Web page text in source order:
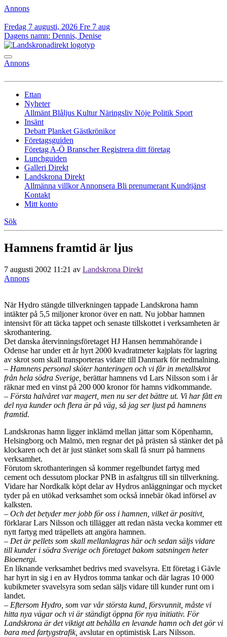
Annons
Fredag 7 augusti, 2026 Fre 7 aug
Dagens namn: Dennis, Denise
Annons
Ettan
Nyheter
Allmänt Blåljus KulturNäringsliv Nöje Politik Sport
Insänt
Debatt Planket Gästkrönikor
Företagsguiden
Företag A-Ö BranscherRegistrera ditt företag
Lunchguiden
Galleri Direkt
Landskrona Direkt
Allmänna villkorAnnonsera Bli prenumerant Kundtjänst
Kontakt
Mitt konto
Sök
Hamnens framtid är ljus
7 augusti 2002 11:21 av Landskrona Direkt
Annons
När Hydro stängde tillverkningen tappade Landskrona hamn
intäkter på 5,5 miljoner kronor över en natt. Nu jobbar hamnen
intensivt för att täcka tappet och senaste tillskottet i verksamheten är
skrothantering.
Det danska återvinningsföretaget HJ Hansen hemmahörande i
Odense har under ett år hyrt 2000 kvadratmeter kajplats för lagring
av skrot som skall transporteras vidare till Danmark för nedmalning.
– Hamnens personal sköter hanteringen och vi får in metallskrot
från hela södra Sverige, berättar hamnens vd Lars Nilsson som i år
räknar med en vinst på 200 000 kronor för hamns vidkommande.
– Första halvåret var magert, men nu ser det bättre ut. Vi har fått en
del nya kunder och flera är på väg, så jag ser ljust på hamnens
framtid.
Landskronas hamn ligger inklämd mellan jättar som Köpenhamn,
Helsingborg och Malmö, men regnar det på prästen så stänker det på
klockaren och det är just stänket som skall få snurr på hamnens
verksamhet.
Förutom skrothanteringen så kommer regelbundet fartyg med
cement och dessutom plockar PNB in asfaltgrus till sin tillverkning.
Vidare har Nordkalk köpt delar av Hydros anläggningar och mycket
tyder på en utökad verksamhet som också innebär ökad införsel av
kalksten.
– Och det betyder mer jobb för oss i hamnen, vilket är positivt,
förklarar Lars Nilsson och tillägger att redan nästa vecka kommer ett
nytt fartyg med träpellets att angöra hamnen.
– Det är pellets som skall mellanlagras här och sedan säljs vidare
till kunder i södra Sverige och företaget bakom satsningen heter
Bioenergi.
En liknande verksamhet bedrivs med svavelsyra. Ett företag i Gävle
har hyrt in sig i en av Hydros tomma tankar och där lagras 10 000
kubikmeter svavelsyra som sedan säljs vidare till kunder runt om i
landet.
– Eftersom Hydro, som var vår största kund, försvunnit, måste vi
hitta nya vägar och vi är ständigt öppna för nya initiativ. För
Landskrona är det viktigt att behålla en levande hamn och det gör vi
bara med fartygstrafik, avslutar en optimistisk Lars Nilsson.